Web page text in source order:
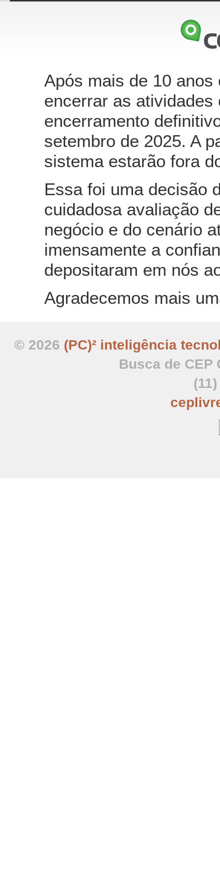
Após mais de 10
encerrar as atividades
encerramento
setembro de 2025. A
sistema estarão fora
Essa foi uma decisão
cuidadosa avaliação
negócio e do cenário
imensamente a
depositaram em nós
Agradecemos mais
© 2026 (PC)² inteligência
Busca de CEP